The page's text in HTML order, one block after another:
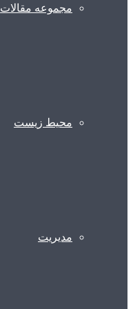
مجموعه مقالات
محیط زیست
مدیریت